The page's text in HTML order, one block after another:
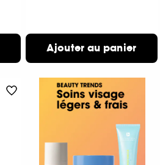
Ajouter au panier